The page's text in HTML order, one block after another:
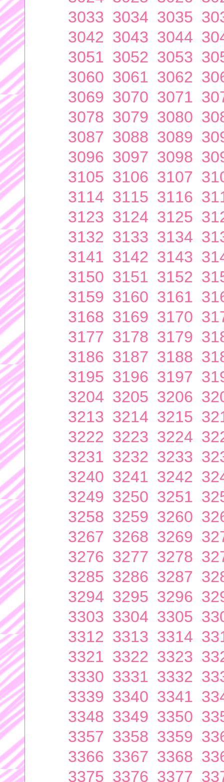
3033 3034 3035
3042 3043 3044
3051 3052 3053
3060 3061 3062
3069 3070 3071
3078 3079 3080
3087 3088 3089
3096 3097 3098
3105 3106 3107
3114 3115 3116
3123 3124 3125
3132 3133 3134
3141 3142 3143
3150 3151 3152
3159 3160 3161
3168 3169 3170
3177 3178 3179
3186 3187 3188
3195 3196 3197
3204 3205 3206
3213 3214 3215
3222 3223 3224
3231 3232 3233
3240 3241 3242
3249 3250 3251
3258 3259 3260
3267 3268 3269
3276 3277 3278
3285 3286 3287
3294 3295 3296
3303 3304 3305
3312 3313 3314
3321 3322 3323
3330 3331 3332
3339 3340 3341
3348 3349 3350
3357 3358 3359
3366 3367 3368
3375 3376 3377